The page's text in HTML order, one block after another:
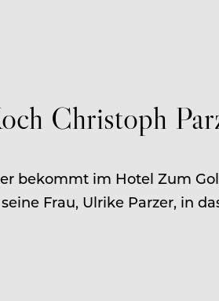
Christoph
bekommt im Hotel Zum
Frau, Ulrike Parzer, in